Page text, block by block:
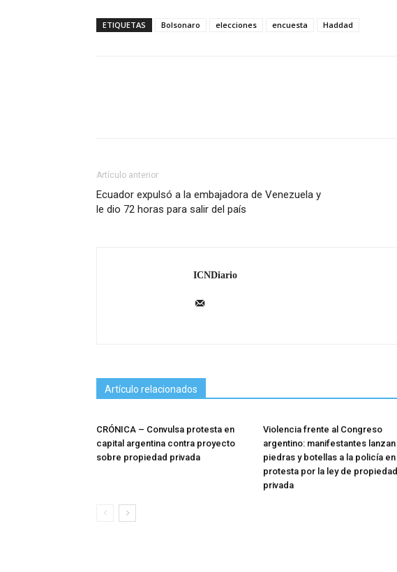
ETIQUETAS Bolsonaro elecciones encuesta Haddad
Artículo anterior
Ecuador expulsó a la embajadora de Venezuela y
le dio 72 horas para salir del país
ICNDiario
Artículo relacionados
CRÓNICA – Convulsa protesta en
capital argentina contra proyecto
sobre propiedad privada
Violencia frente al Congreso
argentino: manifestantes lanzan
piedras y botellas a la policía en
protesta por la ley de propiedad
privada